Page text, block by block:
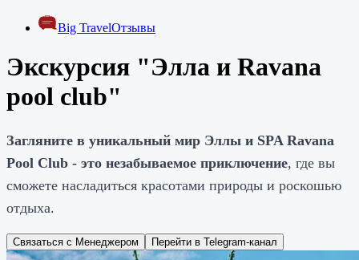
Big TravelОтзывы
Экскурсия "Элла и Ravana
pool club"
Загляните в уникальный мир Эллы и SPA Ravana
Pool Club - это незабываемое приключение, где вы
сможете насладиться красотами природы и роскошью
отдыха.
Связаться с Менеджером Перейти в Telegram-канал